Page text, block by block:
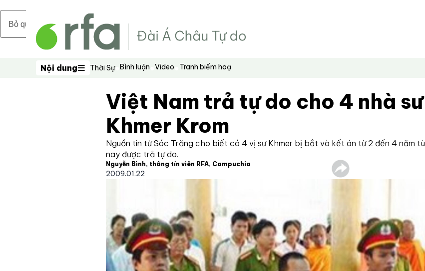
Bỏ qua nội dung chính
Nội dung
Nội dung Thời Sự Bình luận Video Tranh biếm hoạ
Việt Nam trả tự do cho 4 nhà sư
Khmer Krom
Nguồn tin từ Sóc Trăng cho biết có 4 vị sư Khmer bị bắt và kết án từ 2 đến 4 năm tù
nay được trả tự do.
Nguyễn Bình, thông tín viên RFA, Campuchia
2009.01.22